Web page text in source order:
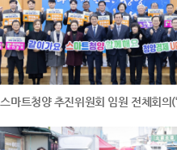
스마트청양 추진위원회 임원 전체회의